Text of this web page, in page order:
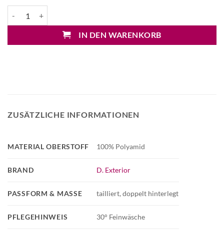
IN DEN WARENKORB
ZUSÄTZLICHE INFORMATIONEN
PFLEGEHINWEIS 30° Feinwäsche
MATERIAL OBERSTOFF 100% Polyamid
BRAND D. Exterior
PASSFORM & MASSE tailliert, doppelt hinterlegt